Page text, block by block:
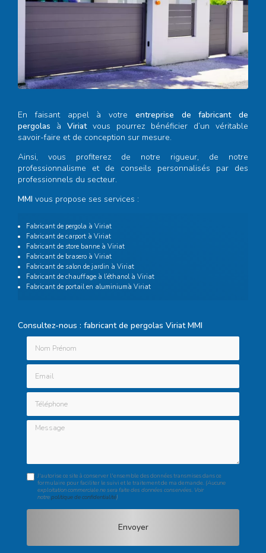
En faisant appel à votre entreprise de fabricant de
pergolas à Viriatvous pourrez bénéficier d’un véritable
savoir-faire et de conception sur mesure.
Ainsi, vous profiterez de notre rigueur, de notre
professionnalisme et de conseils personnalisés par des
professionnels du secteur.
MMI vous propose ses services :
Fabricant de pergola à Viriat
Fabricant de carport à Viriat
Fabricant de store banne à Viriat
Fabricant de brasero à Viriat
Fabricant de salon de jardin à Viriat
Fabricant de chauffage à l’éthanol à Viriat
Fabricant de portail en aluminiumà Viriat
Consultez-nous : fabricant de pergolas Viriat MMI
Nom Prénom
Email
Téléphone
Message
J'autorise ce site à conserver l'ensemble des données transmises dans ce
formulaire pour faciliter le suivi et le traitement de ma demande. (Aucune
exploitation commerciale ne sera faite des données conservées. Voir
notrepolitique de confidentialité)